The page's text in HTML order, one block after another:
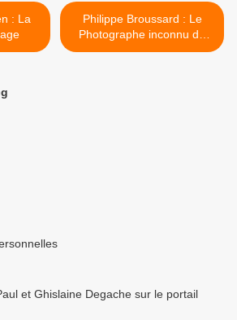
Philippe Broussard : Le
Photographe inconnu de
l'Occupation >
et Ghislaine Degache sur le portail